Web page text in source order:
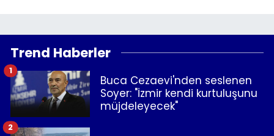
Trend Haberler
Buca Cezaevi'nden seslenen
Soyer: "İzmir kendi kurtuluşunu
müjdeleyecek"
1
2